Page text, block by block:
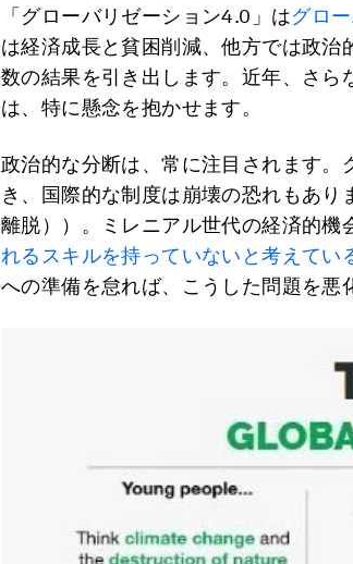
「グローバリゼーション4.0」はグロ
は経済成長と貧困削減、他方では政
数の結果を引き出します。近年、さ
は、特に懸念を抱かせます。
政治的な分断は、常に注目されます
き、国際的な制度は崩壊の恐れもあ
離脱））。ミレニアル世代の経済的機
れるスキルを持っていないと考えてい
への準備を怠れば、こうした問題を悪